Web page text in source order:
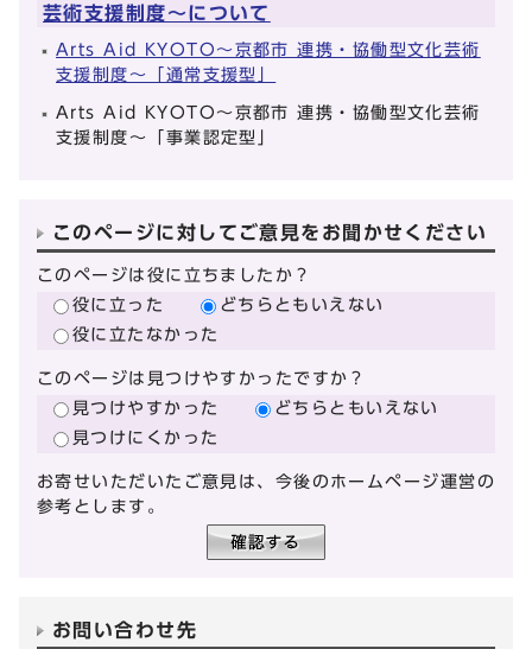
芸術支援制度～について
Arts Aid KYOTO～京都市 連携・協働型文化芸術
支援制度～「通常支援型」
Arts Aid KYOTO～京都市 連携・協働型文化芸術
支援制度～「事業認定型」
このページに対してご意見をお聞かせください
このページは役に立ちましたか？
役に立った
どちらともいえない
役に立たなかった
このページは見つけやすかったですか？
見つけやすかった
どちらともいえない
見つけにくかった
お寄せいただいたご意見は、今後のホームページ運営の
参考とします。
お問い合わせ先